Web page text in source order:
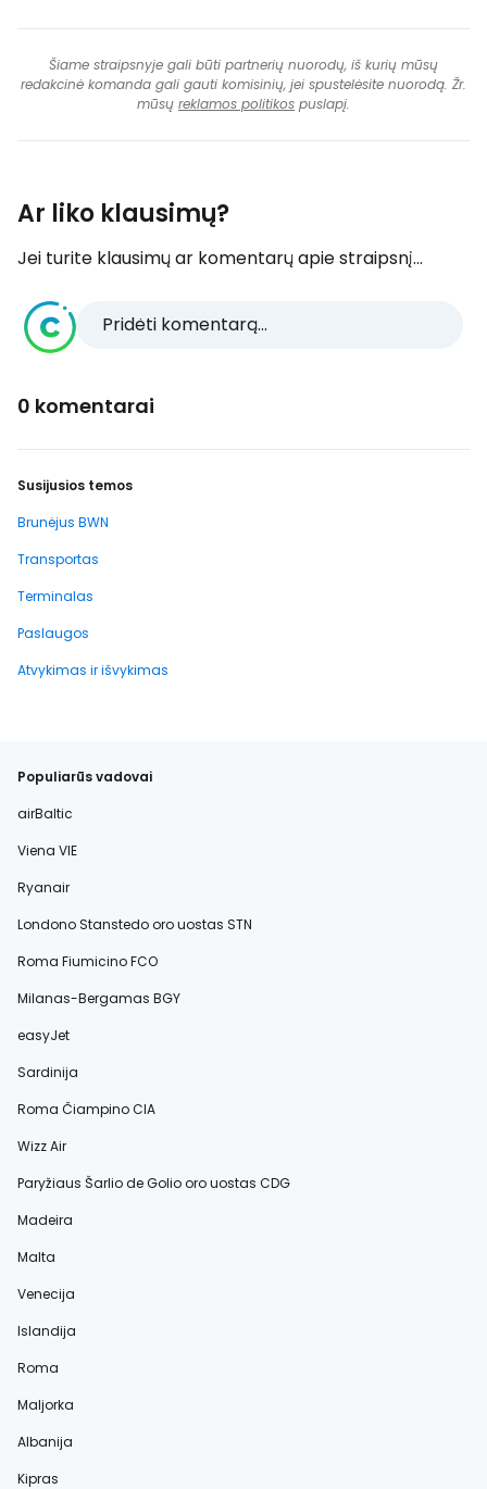
Šiame straipsnyje gali būti partnerių nuorodų, iš kurių mūsų
redakcinė komanda gali gauti komisinių, jei spustelėsite nuorodą. Žr.
mūsų reklamos politikos puslapį.
Ar liko klausimų?
Jei turite klausimų ar komentarų apie straipsnį...
Pridėti komentarą...
0 komentarai
Susijusios temos
Brunėjus BWN
Transportas
Terminalas
Paslaugos
Atvykimas ir išvykimas
Populiarūs vadovai
airBaltic
Viena VIE
Ryanair
Londono Stanstedo oro uostas STN
Roma Fiumicino FCO
Milanas-Bergamas BGY
easyJet
Sardinija
Roma Čiampino CIA
Wizz Air
Paryžiaus Šarlio de Golio oro uostas CDG
Madeira
Malta
Venecija
Islandija
Roma
Maljorka
Albanija
Kipras